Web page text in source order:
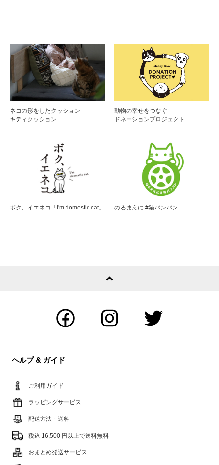
ネコの形をしたクッション
キティクッション
動物の幸せをつなぐ
ドネーションプロジェクト
ボク、イエネコ「I'm domestic cat」 のるまえに #猫バンバン
ヘルプ & ガイド
ご利用ガイド
ラッピングサービス
配送方法・送料
税込 16,500 円以上で送料無料
おまとめ発送サービス